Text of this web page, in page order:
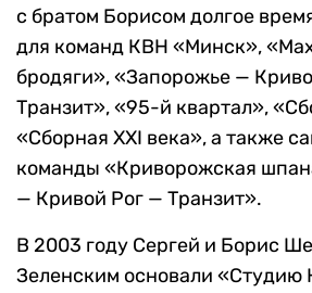
с братом Борисом долгое
для команд КВН «Минск»,
бродяги», «Запорожье —
Транзит», «95-й квартал»,
«Сборная XXI века», а также
команды «Криворожская
— Кривой Рог — Транзит».
В 2003 году Сергей и Борис
Зеленским основали «Студию